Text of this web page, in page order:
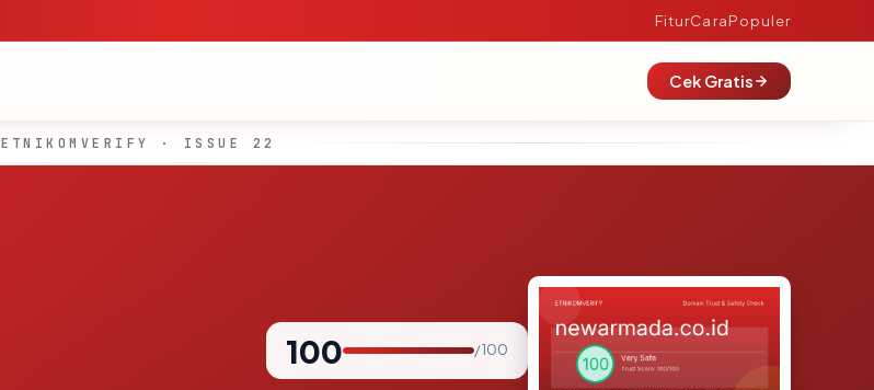
FiturCaraPopuler
Cek Gratis
ETNIKOMVERIFY · ISSUE 22
100 / 100